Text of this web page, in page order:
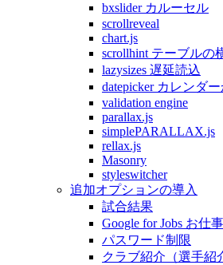
bxslider カルーセル
scrollreveal
chart.js
scrollhint テーブルの
lazysizes 遅延読込
datepicker カレンダ
validation engine
parallax.js
simplePARALLAX.js
rellax.js
Masonry
styleswitcher
追加オプションの導入
試合結果
Google for Jobs お仕
パスワード制限
クラブ紹介（選手紹